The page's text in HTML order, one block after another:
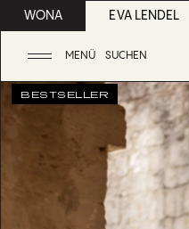
WONA EVA LENDEL
MENÜ SUCHEN
BESTSELLER